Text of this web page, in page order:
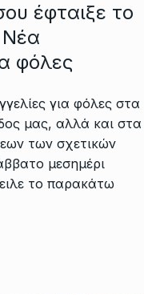
έφταιξε το
φόλες
για φόλες στα
μας, αλλά και στα
των σχετικών
μεσημέρι
το παρακάτω